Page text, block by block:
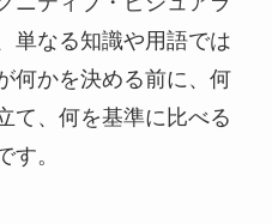
単なる知識や用語では
何かを決める前に、何
て、何を基準に比べる
す。